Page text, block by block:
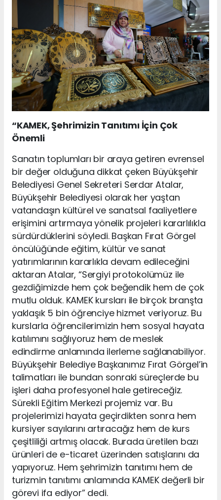
“KAMEK, Şehrimizin Tanıtımı İçin Çok
Önemli
Sanatın toplumları bir araya getiren evrensel
bir değer olduğuna dikkat çeken Büyükşehir
Belediyesi Genel Sekreteri Serdar Atalar,
Büyükşehir Belediyesi olarak her yaştan
vatandaşın kültürel ve sanatsal faaliyetlere
erişimini artırmaya yönelik projeleri kararlılıkla
sürdürdüklerini söyledi. Başkan Fırat Görgel
öncülüğünde eğitim, kültür ve sanat
yatırımlarının kararlıkla devam edileceğini
aktaran Atalar, “Sergiyi protokolümüz ile
gezdiğimizde hem çok beğendik hem de çok
mutlu olduk. KAMEK kursları ile birçok branşta
yaklaşık 5 bin öğrenciye hizmet veriyoruz. Bu
kurslarla öğrencilerimizin hem sosyal hayata
katılımını sağlıyoruz hem de meslek
edindirme anlamında ilerleme sağlanabiliyor.
Büyükşehir Belediye Başkanımız Fırat Görgel’in
talimatları ile bundan sonraki süreçlerde bu
işleri daha profesyonel hale getireceğiz.
Sürekli Eğitim Merkezi projemiz var. Bu
projelerimizi hayata geçirdikten sonra hem
kursiyer sayılarını artıracağız hem de kurs
çeşitliliği artmış olacak. Burada üretilen bazı
ürünleri de e-ticaret üzerinden satışlarını da
yapıyoruz. Hem şehrimizin tanıtımı hem de
turizmin tanıtımı anlamında KAMEK değerli bir
görevi ifa ediyor” dedi.